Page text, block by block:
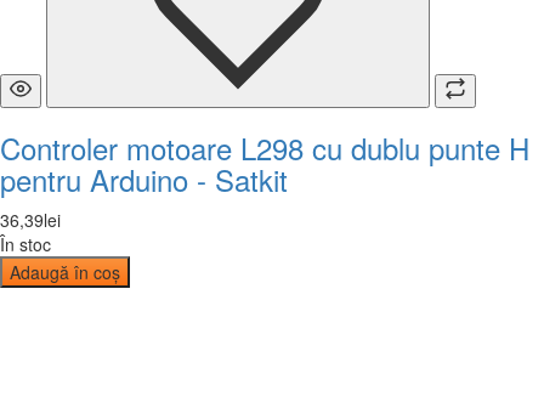
Controler motoare L298 cu dublu punte H
pentru Arduino - Satkit
36,39lei
În stoc
Adaugă în coș